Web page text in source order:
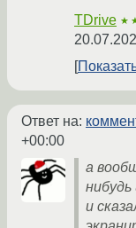
TDrive
Ответ на:
+00:00
а
нибудь
и